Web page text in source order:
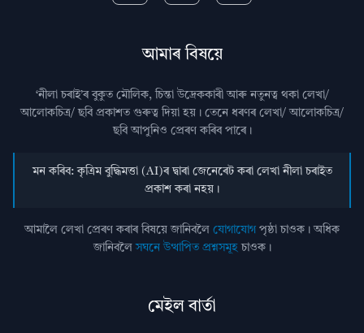
আমাৰ বিষয়ে
‘নীলা চৰাই’ৰ বুকুত মৌলিক, চিন্তা উদ্রেককাৰী আৰু নতুনত্ব থকা লেখা/
আলোকচিত্ৰ/ ছবি প্রকাশত গুৰুত্ব দিয়া হয়। তেনে ধৰণৰ লেখা/ আলোকচিত্ৰ/
ছবি আপুনিও প্রেৰণ কৰিব পাৰে।
মন কৰিব: কৃত্ৰিম বুদ্ধিমত্তা (AI)ৰ দ্বাৰা জেনেৰেট কৰা লেখা নীলা চৰাইত
প্ৰকাশ কৰা নহয়।
আমালৈ লেখা প্ৰেৰণ কৰাৰ বিষয়ে জানিবলৈ যোগাযোগ পৃষ্ঠা চাওক। অধিক
জানিবলৈসঘনে উত্থাপিত প্ৰশ্নসমূহচাওক।
মেইল বাৰ্তা